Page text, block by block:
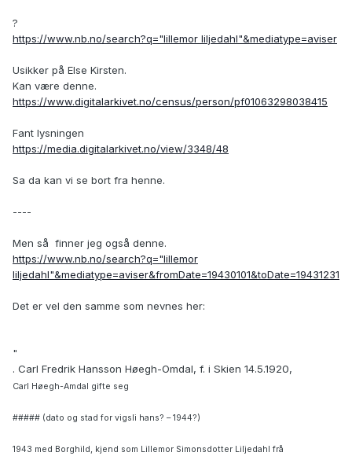
?
https://www.nb.no/search?q="lillemor liljedahl"&mediatype=aviser
Usikker på Else Kirsten.
Kan være denne.
https://www.digitalarkivet.no/census/person/pf01063298038415
Fant lysningen
https://media.digitalarkivet.no/view/3348/48
Sa da kan vi se bort fra henne.
----
Men så finner jeg også denne.
https://www.nb.no/search?q="lillemor
liljedahl"&mediatype=aviser&fromDate=19430101&toDate=19431231
Det er vel den samme som nevnes her:
"
. Carl Fredrik Hansson Høegh-Omdal, f. i Skien 14.5.1920,
Carl Høegh-Amdal gifte seg
##### (dato og stad for vigsli hans? – 1944?)
1943 med Borghild, kjend som Lillemor Simonsdotter Liljedahl frå